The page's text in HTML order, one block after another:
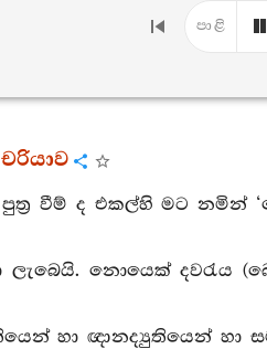
පාළි
වීම් ද එකල්හි මට නමින්
නොයෙක් දවරැය
හා ඥානද්‍යුතියෙන් හා